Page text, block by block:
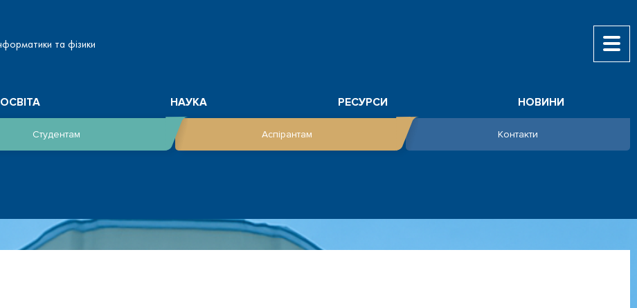
та фізики
ОСВІТА НАУКА РЕСУРСИ НОВИНИ
Студентам Аспірантам Контакти